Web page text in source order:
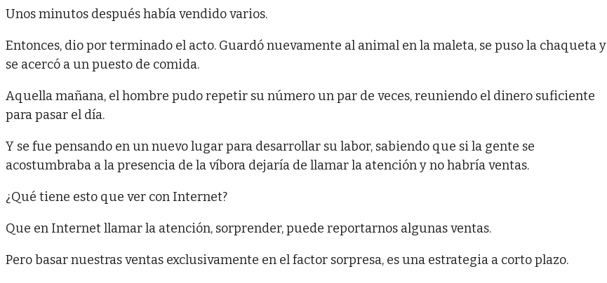
Unos minutos después había vendido varios.
Entonces, dio por terminado el acto. Guardó nuevamente al animal en la maleta, se puso la chaqueta y
se acercó a un puesto de comida.
Aquella mañana, el hombre pudo repetir su número un par de veces, reuniendo el dinero suficiente
para pasar el día.
Y se fue pensando en un nuevo lugar para desarrollar su labor, sabiendo que si la gente se
acostumbraba a la presencia de la víbora dejaría de llamar la atención y no habría ventas.
¿Qué tiene esto que ver con Internet?
Que en Internet llamar la atención, sorprender, puede reportarnos algunas ventas.
Pero basar nuestras ventas exclusivamente en el factor sorpresa, es una estrategia a corto plazo.